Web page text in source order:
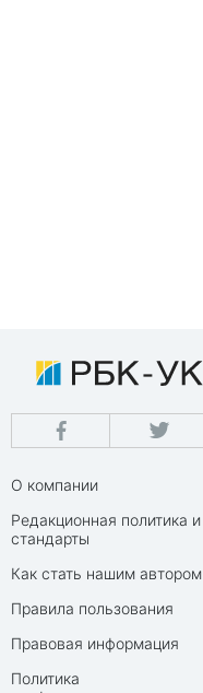
О компании
Редакционная политика и
стандарты
Как стать нашим автором
Правила пользования
Правовая информация
Политика